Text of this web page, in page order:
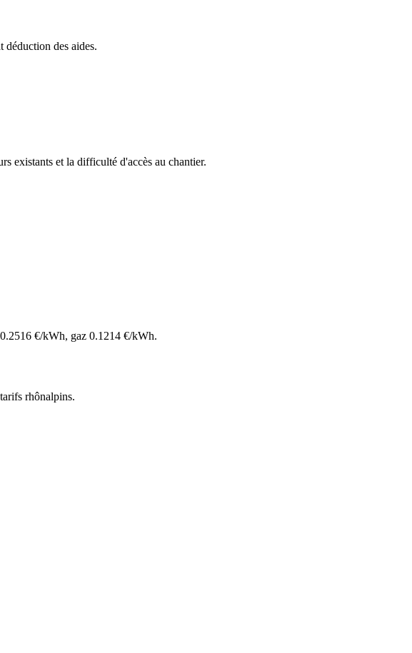
des aides.
existants et la difficulté d'accès au chantier.
0.2516 €/kWh, gaz 0.1214 €/kWh.
tarifs rhônalpins.